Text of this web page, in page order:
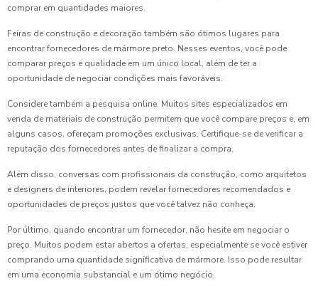
comprar em quantidades maiores.
Feiras de construção e decoração também são ótimos lugares para
encontrar fornecedores de mármore preto. Nesses eventos, você pode
comparar preços e qualidade em um único local, além de ter a
oportunidade de negociar condições mais favoráveis.
Considere também a pesquisa online. Muitos sites especializados em
venda de materiais de construção permitem que você compare preços e, em
alguns casos, ofereçam promoções exclusivas. Certifique-se de verificar a
reputação dos fornecedores antes de finalizar a compra.
Além disso, conversas com profissionais da construção, como arquitetos
e designers de interiores, podem revelar fornecedores recomendados e
oportunidades de preços justos que você talvez não conheça.
Por último, quando encontrar um fornecedor, não hesite em negociar o
preço. Muitos podem estar abertos a ofertas, especialmente se você estiver
comprando uma quantidade significativa de mármore. Isso pode resultar
em uma economia substancial e um ótimo negócio.